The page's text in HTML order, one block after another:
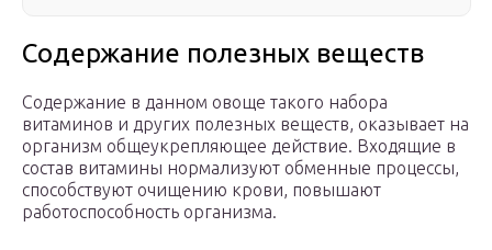
Содержание полезных веществ
Содержание в данном овоще такого набора
витаминов и других полезных веществ, оказывает на
организм общеукрепляющее действие. Входящие в
состав витамины нормализуют обменные процессы,
способствуют очищению крови, повышают
работоспособность организма.